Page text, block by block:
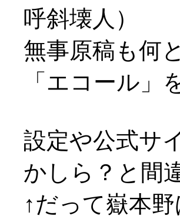
呼斜壊人）
無事原稿も何
「エコール」
設定や公式サ
かしら？と間
↑だって嶽本